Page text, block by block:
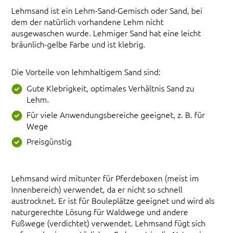
Lehmsand ist ein Lehm-Sand-Gemisch oder Sand, bei
dem der natürlich vorhandene Lehm nicht
ausgewaschen wurde. Lehmiger Sand hat eine leicht
bräunlich-gelbe Farbe und ist klebrig.
Die Vorteile von lehmhaltigem Sand sind:
Gute Klebrigkeit, optimales Verhältnis Sand zu
Lehm.
Für viele Anwendungsbereiche geeignet, z. B. für
Wege
Preisgünstig
Lehmsand wird mitunter für Pferdeboxen (meist im
Innenbereich) verwendet, da er nicht so schnell
austrocknet. Er ist für Bouleplätze geeignet und wird als
naturgerechte Lösung für Waldwege und andere
Fußwege (verdichtet) verwendet. Lehmsand fügt sich